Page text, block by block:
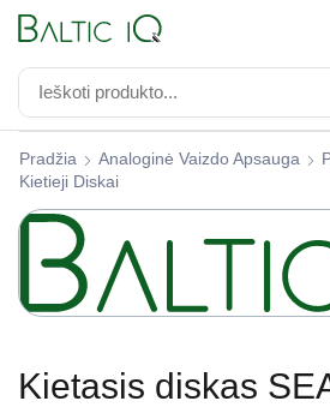
Pradžia Analoginė Vaizdo Apsauga
Kietieji Diskai
Kietasis diskas